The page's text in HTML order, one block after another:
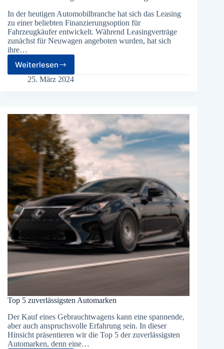
In der heutigen Automobilbranche hat sich das Leasing
zu einer beliebten Finanzierungsoption für
Fahrzeugkäufer entwickelt. Während Leasingverträge
zunächst für Neuwagen angeboten wurden, hat sich
ihre…
Weiterlesen
Einfluss
von
Gebrauchtwagenmarkt
25. März 2024
Top 5 zuverlässigsten Automarken
Der Kauf eines Gebrauchtwagens kann eine spannende,
aber auch anspruchsvolle Erfahrung sein. In dieser
Hinsicht präsentieren wir die Top 5 der zuverlässigsten
Automarken, denn eine…